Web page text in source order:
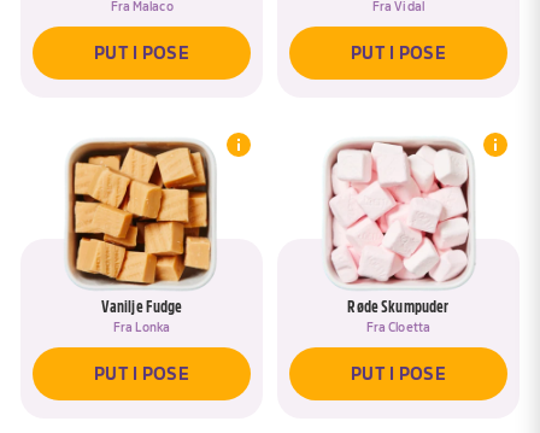
Fra Malaco
PUT I POSE
FraVidal
PUT I POSE
Vanilje Fudge
Fra Lonka
PUT I POSE
Røde Skumpuder
FraCloetta
PUT I POSE